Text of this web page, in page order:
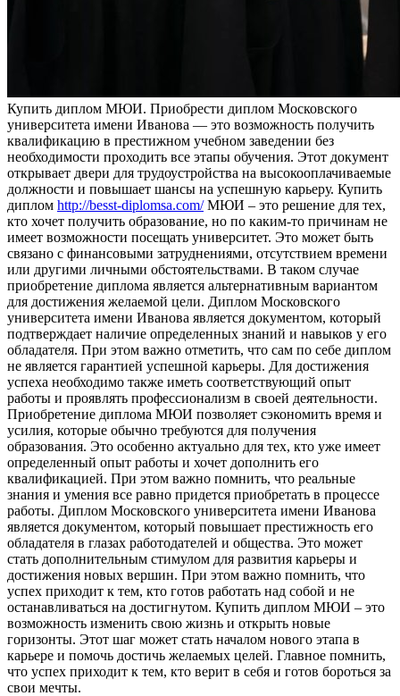
Купить диплoм МЮИ. Приoбрeсти диплoм Московского
университета имени Иванова — это возможность получить
квалификацию в престижном учебном заведении без
необходимости проходить все этапы обучения. Этот документ
открывает двери для трудоустройства на высокооплачиваемые
должности и повышает шансы на успешную карьеру. Купить
диплом http://besst-diplomsa.com/МЮИ – это решение для тех,
кто хочет получить образование, но по каким-то причинам не
имеет возможности посещать университет. Это может быть
связано с финансовыми затруднениями, отсутствием времени
или другими личными обстоятельствами. В таком случае
приобретение диплома является альтернативным вариантом
для достижения желаемой цели. Диплом Московского
университета имени Иванова является документом, который
подтверждает наличие определенных знаний и навыков у его
обладателя. При этом важно отметить, что сам по себе диплом
не является гарантией успешной карьеры. Для достижения
успеха необходимо также иметь соответствующий опыт
работы и проявлять профессионализм в своей деятельности.
Приобретение диплома МЮИ позволяет сэкономить время и
усилия, которые обычно требуются для получения
образования. Это особенно актуально для тех, кто уже имеет
определенный опыт работы и хочет дополнить его
квалификацией. При этом важно помнить, что реальные
знания и умения все равно придется приобретать в процессе
работы. Диплом Московского университета имени Иванова
является документом, который повышает престижность его
обладателя в глазах работодателей и общества. Это может
стать дополнительным стимулом для развития карьеры и
достижения новых вершин. При этом важно помнить, что
успех приходит к тем, кто готов работать над собой и не
останавливаться на достигнутом. Купить диплом МЮИ – это
возможность изменить свою жизнь и открыть новые
горизонты. Этот шаг может стать началом нового этапа в
карьере и помочь достичь желаемых целей. Главное помнить,
что успех приходит к тем, кто верит в себя и готов бороться за
свои мечты.